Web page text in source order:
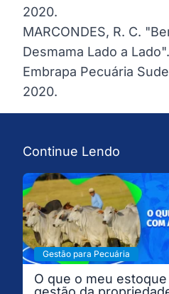
2020.
MARCONDES, R. C.
Desmama Lado a
Embrapa Pecuária
2020.
Continue Lendo
Gestão para Pecuária
O que o meu